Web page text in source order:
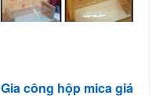
Gia công hộp mica giá